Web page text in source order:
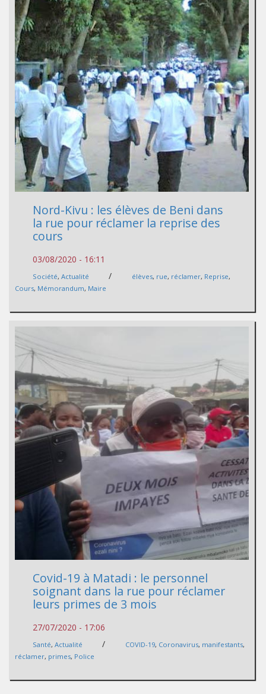
Nord-Kivu : les élèves de Beni dans
la rue pour réclamer la reprise des
cours
03/08/2020 - 16:11
Société, Actualité / élèves, rue, réclamer, Reprise,
Cours, Mémorandum, Maire
Covid-19 à Matadi : le personnel
soignant dans la rue pour réclamer
leurs primes de 3 mois
27/07/2020 - 17:06
Santé, Actualité / COVID-19, Coronavirus, manifestants,
réclamer, primes, Police